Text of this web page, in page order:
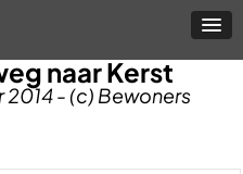
naar Kerst
2014 - (c) Bewoners